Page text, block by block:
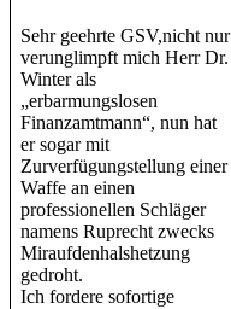
Sehr geehrte GSV,nicht nur
verunglimpft mich Herr Dr.
Winter als
„erbarmungslosen
Finanzamtmann“, nun hat
er sogar mit
Zurverfügungstellung einer
Waffe an einen
professionellen Schläger
namens Ruprecht zwecks
Miraufdenhalshetzung
gedroht.
Ich fordere sofortige